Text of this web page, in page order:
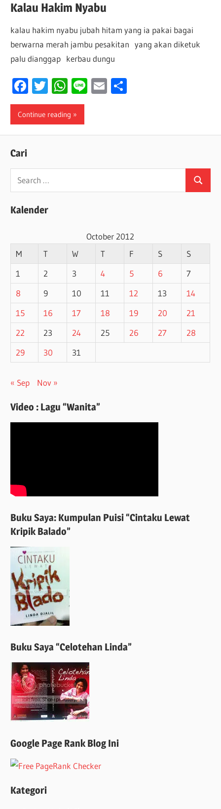
Kalau Hakim Nyabu
kalau hakim nyabu jubah hitam yang ia pakai bagai
berwarna merah jambu pesakitan yang akan diketuk
palu dianggap kerbau dungu
Facebook
Twitter
WhatsApp
LineEmail
Continue reading
Cari
Search
for:
Search
Kalender
October 2012
M
T W T F S
S
1
2 3 4 5 6
7
8
9 10 11 12 13
14
15
16 17 18 19 20
21
22
23 24 25 26 27
28
29
30 31
« Sep Nov »
Video : Lagu “Wanita”
Buku Saya: Kumpulan Puisi “Cintaku Lewat
Kripik Balado”
Buku Saya “Celotehan Linda”
Google Page Rank Blog Ini
Kategori